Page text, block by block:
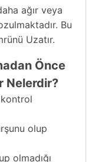
ağır veya
Bu
Uzatır.
Önce
Nelerdir?
olup
olmadığı